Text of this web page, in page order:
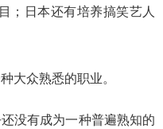
；日本还有培养搞笑艺人
大众熟悉的职业。
没有成为一种普遍熟知的